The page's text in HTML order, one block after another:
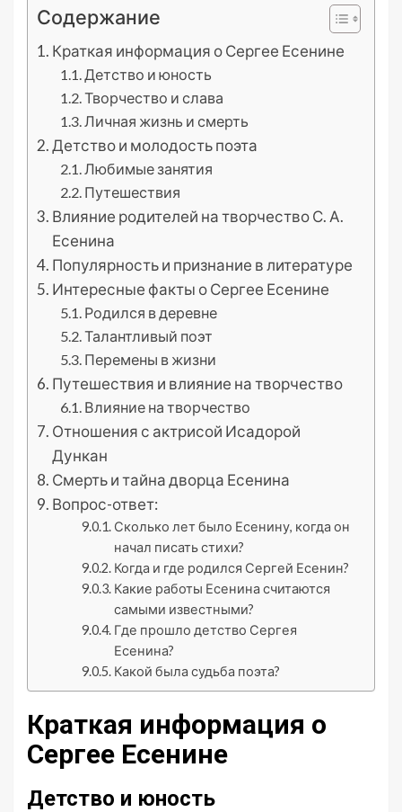
Содержание
Краткая информация о Сергее Есенине
Детство и юность
Творчество и слава
Личная жизнь и смерть
Детство и молодость поэта
Любимые занятия
Путешествия
Влияние родителей на творчество С. А.
Есенина
Популярность и признание в литературе
Интересные факты о Сергее Есенине
Родился в деревне
Талантливый поэт
Перемены в жизни
Путешествия и влияние на творчество
Влияние на творчество
Отношения с актрисой Исадорой
Дункан
Смерть и тайна дворца Есенина
Вопрос-ответ:
Сколько лет было Есенину, когда он
начал писать стихи?
Когда и где родился Сергей Есенин?
Какие работы Есенина считаются
самыми известными?
Где прошло детство Сергея
Есенина?
Какой была судьба поэта?
Краткая информация о
Сергее Есенине
Детство и юность